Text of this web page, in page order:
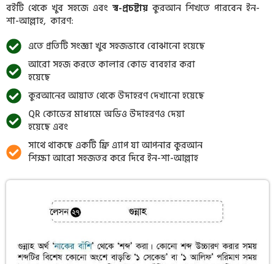
বইটি থেকে খুব সহজে এবং স্ব-প্রচষ্টায় কুরআন শিখতে পারবেন ইন-
শা-আল্লাহ, কারণ:
এতে প্রতিটি সংজ্ঞা খুব সহজভাবে বোঝানো হয়েছে
আরো সহজ করতে কালার কোড ব্যবহার করা
হয়েছে
কুরআনের আয়াত থেকে উদাহরণ দেখানো হয়েছে
QR কোডের মাধ্যমে অডিও উদাহরণও দেয়া
হয়েছে এবং
সাথে থাকছে একটি ফ্রি এ্যাপ যা আপনার কুরআন
শিক্ষা আরো সহজতর করে দিবে ইন-শা-আল্লাহ